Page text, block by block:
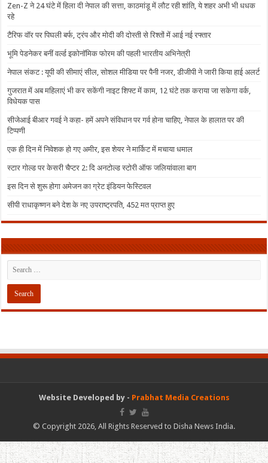
Zen-Z ने 24 घंटे में हिला दी नेपाल की सत्ता, काठमांडू में लौट रही शांति, ये शहर अभी भी धधक
रहे
टैरिफ वॉर पर पिघली बर्फ, ट्रंप और मोदी की दोस्ती से रिश्तों में आई नई रफ्तार
भूमि पेडनेकर बनीं वर्ल्ड इकोनॉमिक फोरम की पहली भारतीय अभिनेत्री
नेपाल संकट : यूपी की सीमाएं सील, सोशल मीडिया पर पैनी नजर, डीजीपी ने जारी किया हाई अलर्ट
गुजरात में अब महिलाएं भी कर सकेंगी नाइट शिफ्ट में काम, 12 घंटे तक कराया जा सकेगा वर्क,
विधेयक पास
सीजेआई बीआर गवई ने कहा- हमें अपने संविधान पर गर्व होना चाहिए, नेपाल के हालात पर की
टिप्पणी
एक ही दिन में निवेशक हो गए अमीर, इस शेयर ने मार्किट में मचाया धमाल
स्टार गोल्ड पर केसरी चैप्टर 2: दि अनटोल्ड स्टोरी ऑफ जलियांवाला बाग
इस दिन से शुरू होगा अमेजन का ग्रेट इंडियन फेस्टिवल
सीपी राधाकृष्णन बने देश के नए उपराष्ट्रपति, 452 मत प्राप्त हुए
Website Developed by - Prabhat Media Creations
© Copyright 2026, All Rights Reserved to Disha News India.